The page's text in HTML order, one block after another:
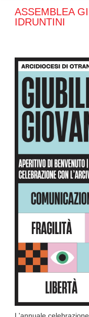
ASSEMBLEA
IDRUNTINI